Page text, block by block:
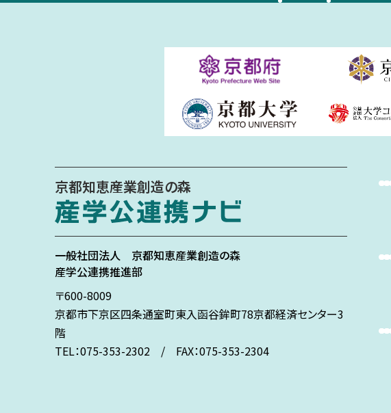
京都知恵産業創造の森
一般社団法人 京都知恵産業創造の森
産学公連携推進部
〒600-8009
京都市下京区四条通室町東入函谷鉾町78京都経済センター3
階
TEL：075-353-2302 / FAX：075-353-2304